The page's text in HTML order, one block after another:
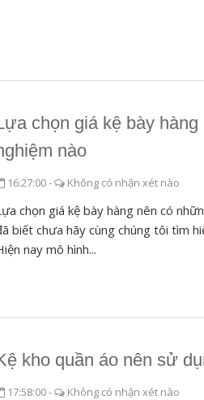
chọn giá kệ bày
nào
16:27:00- Không có nhận xét nào
chọn giá kệ bày hàng nên có
biết chưa hãy cùng chúng tôi tìm
nay mô hình...
kho quần áo nên sử
17:58:00- Không có nhận xét nào